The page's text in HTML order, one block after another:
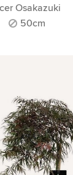
Osakazuki
50cm